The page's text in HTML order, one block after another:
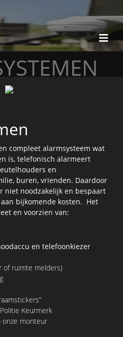
compleet alarmsysteem wat
is, telefonisch alarmeert
en
buren, vrienden. Daardoor
niet noodzakelijk en bespaart
bijkomende kosten. Het
en voorzien van:
en telefoonkiezer
of ruimte melders)
Keurmerk
onze monteur